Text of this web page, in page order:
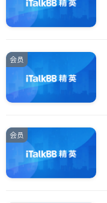
会员
会员